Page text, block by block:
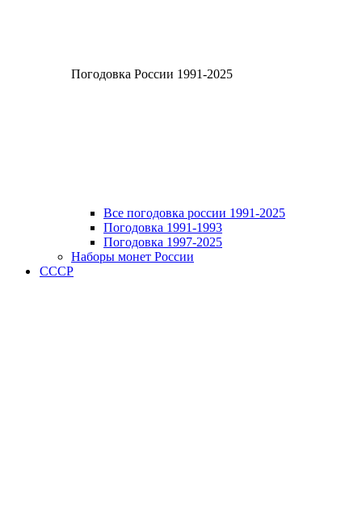
Погодовка России 1991-2025
Все погодовка россии 1991-2025
Погодовка 1991-1993
Погодовка 1997-2025
Наборы монет России
СССР